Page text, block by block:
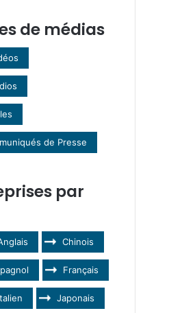
de médias
de Presse
par
Chinois
Français
Japonais